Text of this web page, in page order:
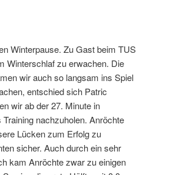
Winterpause. Zu Gast beim TUS
Winterschlaf zu erwachen. Die
wir auch so langsam ins Spiel
entschied sich Patric
wir ab der 27. Minute in
nachzuholen. Anröchte
Lücken zum Erfolg zu
sicher. Auch durch ein sehr
kam Anröchte zwar zu einigen